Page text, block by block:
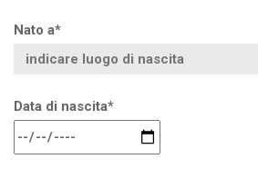
Nato a*
Data di nascita*